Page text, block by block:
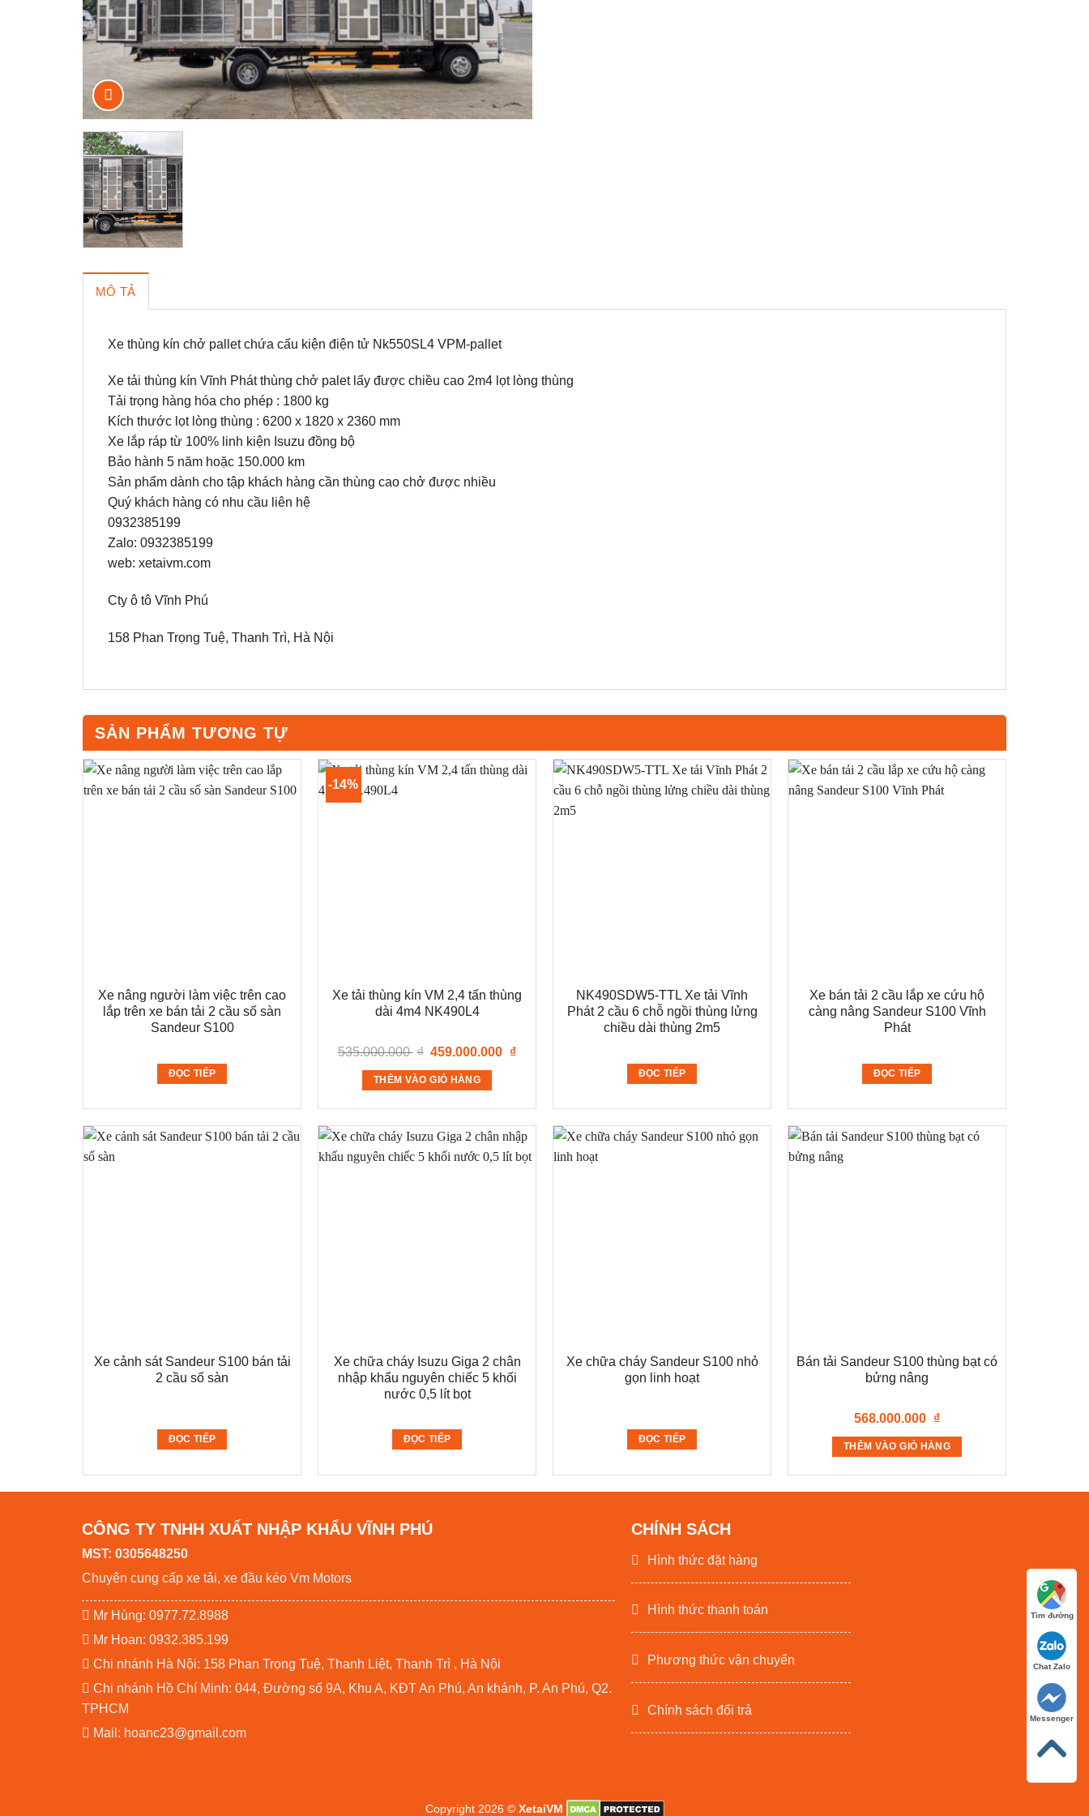
MÔ TẢ
Xe thùng kín chở pallet chứa cấu kiện điện tử Nk550SL4 VPM-pallet
Xe tải thùng kín Vĩnh Phát thùng chở palet lấy được chiều cao 2m4 lọt lòng thùng
Tải trọng hàng hóa cho phép : 1800 kg
Kích thước lọt lòng thùng : 6200 x 1820 x 2360 mm
Xe lắp ráp từ 100% linh kiện Isuzu đồng bộ
Bảo hành 5 năm hoặc 150.000 km
Sản phẩm dành cho tập khách hàng cần thùng cao chở được nhiều
Quý khách hàng có nhu cầu liên hệ
0932385199
Zalo: 0932385199
web: xetaivm.com
Cty ô tô Vĩnh Phú
158 Phan Trọng Tuệ, Thanh Trì, Hà Nội
SẢN PHẨM TƯƠNG TỰ
Xe nâng người làm việc trên cao
lắp trên xe bán tải 2 cầu số sàn
Sandeur S100
ĐỌC TIẾP
-14%
Xe tải thùng kín VM 2,4 tấn thùng
dài 4m4 NK490L4
535.000.000 ₫ Giá
là:
535.000.000 ₫.
459.000.000 ₫Giá
THÊM VÀO GIỎ HÀNG
NK490SDW5-TTL Xe tải Vĩnh
Phát 2 cầu 6 chỗ ngồi thùng lửng
chiều dài thùng 2m5
ĐỌC TIẾP
Xe bán tải 2 cầu lắp xe cứu hộ
càng nâng Sandeur S100 Vĩnh
Phát
ĐỌC TIẾP
Xe cảnh sát Sandeur S100 bán tải
2 cầu số sàn
ĐỌC TIẾP
Xe chữa cháy Isuzu Giga 2 chân
nhập khẩu nguyên chiếc 5 khối
nước 0,5 lít bọt
ĐỌC TIẾP
Xe chữa cháy Sandeur S100 nhỏ
gọn linh hoạt
ĐỌC TIẾP
Bán tải Sandeur S100 thùng bạt có
bửng nâng
568.000.000 ₫
THÊM VÀO GIỎ HÀNG
CÔNG TY TNHH XUẤT NHẬP KHẨU VĨNH PHÚ
MST: 0305648250
Chuyên cung cấp xe tải, xe đầu kéo Vm Motors
Mr Hùng: 0977.72.8988
Mr Hoan: 0932.385.199
Chi nhánh Hà Nội: 158 Phan Trọng Tuệ, Thanh Liệt, Thanh Trì , Hà Nội
Chi nhánh Hồ Chí Minh: 044, Đường số 9A, Khu A, KĐT An Phú, An khánh, P. An Phú, Q2.
TPHCM
Mail: hoanc23@gmail.com
CHÍNH SÁCH
Hình thức đặt hàng
Hình thức thanh toán
Phương thức vận chuyển
Chính sách đổi trả
Copyright 2026 © XetaiVM
Tìm đường
Chat Zalo
Messenger